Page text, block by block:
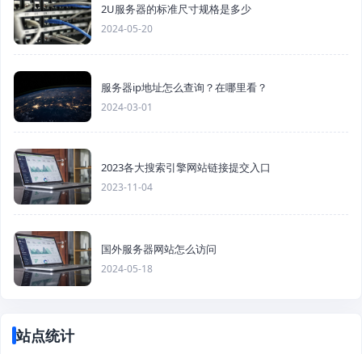
2U服务器的标准尺寸规格是多少
2024-05-20
服务器ip地址怎么查询？在哪里看？
2024-03-01
2023各大搜索引擎网站链接提交入口
2023-11-04
国外服务器网站怎么访问
2024-05-18
站点统计